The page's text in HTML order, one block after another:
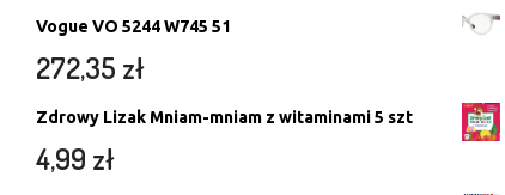
Vogue VO 5244 W745 51
272,35 zł
Zdrowy Lizak Mniam-mniam z witaminami 5 szt
4,99 zł